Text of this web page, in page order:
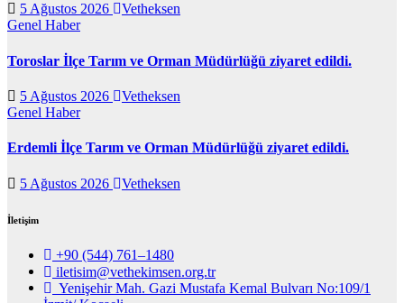
5 Ağustos 2026
Vetheksen
Genel Haber
Toroslar İlçe Tarım ve Orman Müdürlüğü ziyaret edildi.
5 Ağustos 2026
Vetheksen
Genel Haber
Erdemli İlçe Tarım ve Orman Müdürlüğü ziyaret edildi.
5 Ağustos 2026 Vetheksen
İletişim
+90 (544) 761–1480
iletisim@vethekimsen.org.tr
Yenişehir Mah. Gazi Mustafa Kemal Bulvarı No:109/1